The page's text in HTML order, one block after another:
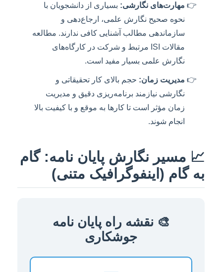
مهارت‌های نگارشی: بسیاری از دانشجویان با
نحوه صحیح نگارش علمی، ارجاع‌دهی و
سازماندهی مطالب آشنایی کافی ندارند. مطالعه
مقالات ISI مرتبط و شرکت در کارگاه‌های
نگارش علمی بسیار مفید است.
مدیریت زمان: حجم بالای کار تحقیقاتی و
نگارشی نیازمند برنامه‌ریزی دقیق و مدیریت
زمان مؤثر است تا کارها به موقع و با کیفیت بالا
انجام شوند.
📈 مسیر نگارش پایان نامه: گام
به گام (اینفوگرافیک متنی)
🎨 نقشه راه پایان نامه
جوشکاری